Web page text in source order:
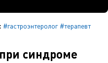
#гастроэнтеролог #терапевт
синдроме